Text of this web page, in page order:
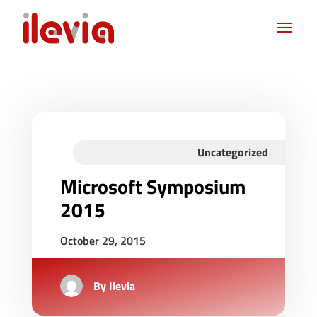
Uncategorized
Microsoft Symposium
2015
October 29, 2015
By Ilevia